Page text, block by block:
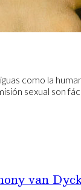
como la
sexual son
van